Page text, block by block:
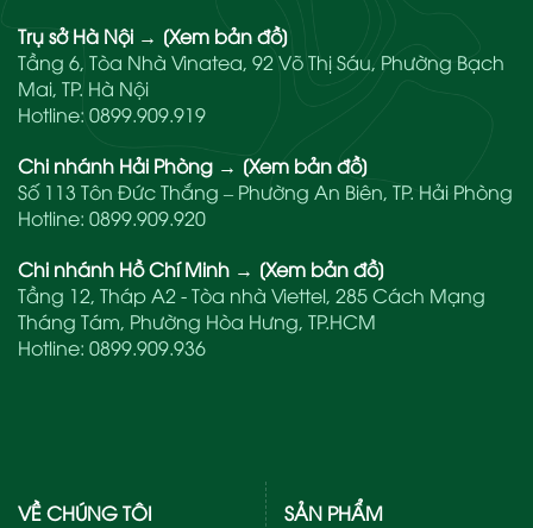
Trụ sở Hà Nội → [Xem bản đồ]
Tầng 6, Tòa Nhà Vinatea, 92 Võ Thị Sáu, Phường Bạch
Mai, TP. Hà Nội
Hotline: 0899.909.919
Chi nhánh Hải Phòng → [Xem bản đồ]
Số 113 Tôn Đức Thắng – Phường An Biên, TP. Hải Phòng
Hotline: 0899.909.920
Chi nhánh Hồ Chí Minh → [Xem bản đồ]
Tầng 12, Tháp A2 - Tòa nhà Viettel, 285 Cách Mạng
Tháng Tám, Phường Hòa Hưng, TP.HCM
Hotline: 0899.909.936
VỀ CHÚNG TÔI
SẢN PHẨM